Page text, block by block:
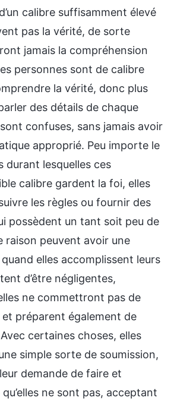
calibre suffisamment élevé
pas la vérité, de sorte
jamais la compréhension
personnes sont de calibre
la vérité, donc plus
des détails de chaque
confuses, sans jamais avoir
approprié. Peu importe le
durant lesquelles ces
calibre gardent la foi, elles
les règles ou fournir des
possèdent un tant soit peu de
raison peuvent avoir une
elles accomplissent leurs
d’être négligentes,
ne commettront pas de
préparent également de
certaines choses, elles
simple sorte de soumission,
demande de faire et
ne sont pas, acceptant